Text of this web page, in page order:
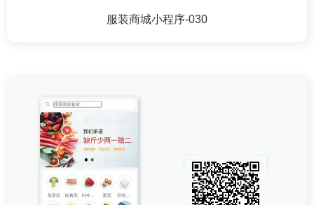
服装商城小程序-030